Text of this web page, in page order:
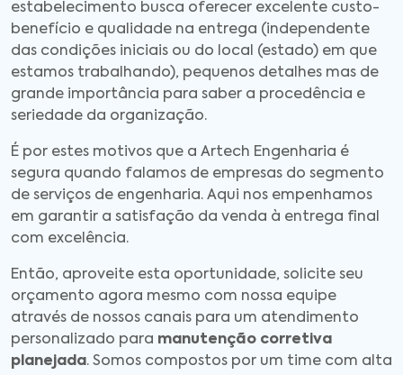
estabelecimento busca oferecer excelente custo-
benefício e qualidade na entrega (independente
das condições iniciais ou do local (estado) em que
estamos trabalhando), pequenos detalhes mas de
grande importância para saber a procedência e
seriedade da organização.
É por estes motivos que a Artech Engenharia é
segura quando falamos de empresas do segmento
de serviços de engenharia. Aqui nos empenhamos
em garantir a satisfação da venda à entrega final
com excelência.
Então, aproveite esta oportunidade, solicite seu
orçamento agora mesmo com nossa equipe
através de nossos canais para um atendimento
personalizado para manutenção corretiva
planejada. Somos compostos por um time com alta